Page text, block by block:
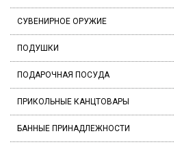
СУВЕНИРНОЕ ОРУЖИЕ
ПОДУШКИ
ПОДАРОЧНАЯ ПОСУДА
ПРИКОЛЬНЫЕ КАНЦТОВАРЫ
БАННЫЕ ПРИНАДЛЕЖНОСТИ